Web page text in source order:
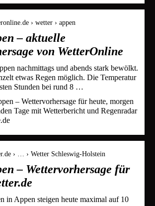
› wetter › appen
– aktuelle
von WetterOnline
nachmittags und abends stark bewölkt.
etwas Regen möglich. Die Temperatur
Stunden bei rund 8 …
– Wettervorhersage für heute, morgen
Tage mit Wetterbericht und Regenradar
› … › Wetter Schleswig-Holstein
– Wettervorhersage für
in Appen steigen heute maximal auf 10